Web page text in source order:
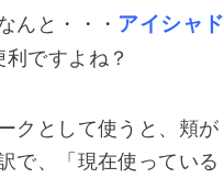
んと・・・ アイシャド
ですよね？
クとして使うと、頬が
で、「現在使っている